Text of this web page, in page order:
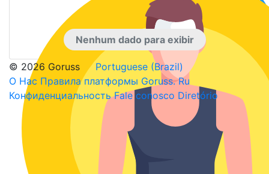
Nenhum dado para exibir
© 2026 Goruss
Portuguese (Brazil)
О Нас Правила платформы Goruss. Ru
КонфиденциальностьFale conosco Diretório